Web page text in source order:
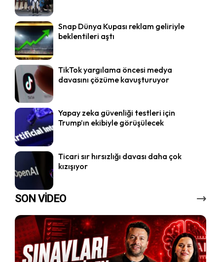
Snap Dünya Kupası reklam geliriyle
beklentileri aştı
TikTok yargılama öncesi medya
davasını çözüme kavuşturuyor
Yapay zeka güvenliği testleri için
Trump’ın ekibiyle görüşülecek
Ticari sır hırsızlığı davası daha çok
kızışıyor
SON VİDEO